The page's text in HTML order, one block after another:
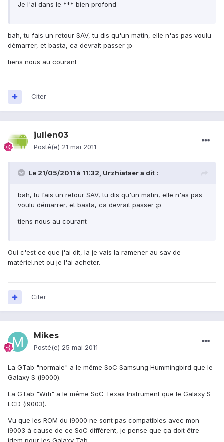
Je l'ai dans le *** bien profond
bah, tu fais un retour SAV, tu dis qu'un matin, elle n'as pas voulu
démarrer, et basta, ca devrait passer ;p
tiens nous au courant
Citer
julien03
Posté(e) 21 mai 2011
Le 21/05/2011 à 11:32, Urzhiataer a dit :
bah, tu fais un retour SAV, tu dis qu'un matin, elle n'as pas
voulu démarrer, et basta, ca devrait passer ;p
tiens nous au courant
Oui c'est ce que j'ai dit, la je vais la ramener au sav de
matériel.net ou je l'ai acheter.
Citer
Mikes
Posté(e) 25 mai 2011
La GTab "normale" a le même SoC Samsung Hummingbird que le
Galaxy S (i9000).
La GTab "Wifi" a le même SoC Texas Instrument que le Galaxy S
LCD (i9003).
Vu que les ROM du i9000 ne sont pas compatibles avec mon
i9003 à cause de ce SoC différent, je pense que ça doit être